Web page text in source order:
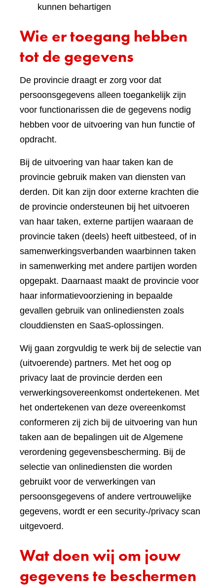
kunnen behartigen
Wie er toegang hebben
tot de gegevens
De provincie draagt er zorg voor dat
persoonsgegevens alleen toegankelijk zijn
voor functionarissen die de gegevens nodig
hebben voor de uitvoering van hun functie of
opdracht.
Bij de uitvoering van haar taken kan de
provincie gebruik maken van diensten van
derden. Dit kan zijn door externe krachten die
de provincie ondersteunen bij het uitvoeren
van haar taken, externe partijen waaraan de
provincie taken (deels) heeft uitbesteed, of in
samenwerkingsverbanden waarbinnen taken
in samenwerking met andere partijen worden
opgepakt. Daarnaast maakt de provincie voor
haar informatievoorziening in bepaalde
gevallen gebruik van onlinediensten zoals
clouddiensten en SaaS-oplossingen.
Wij gaan zorgvuldig te werk bij de selectie van
(uitvoerende) partners. Met het oog op
privacy laat de provincie derden een
verwerkingsovereenkomst ondertekenen. Met
het ondertekenen van deze overeenkomst
conformeren zij zich bij de uitvoering van hun
taken aan de bepalingen uit de Algemene
verordening gegevensbescherming. Bij de
selectie van onlinediensten die worden
gebruikt voor de verwerkingen van
persoonsgegevens of andere vertrouwelijke
gegevens, wordt er een security-/privacy scan
uitgevoerd.
Wat doen wij om jouw
gegevens te beschermen